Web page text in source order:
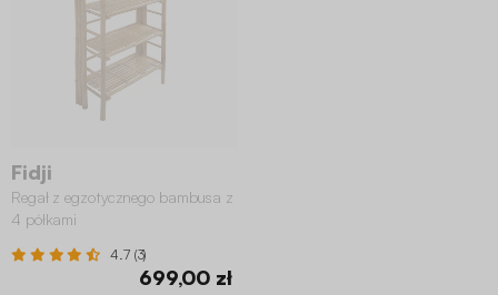
Fidji
Regał z egzotycznego bambusa z
4 półkami
4.7 (3)
699,00 zł